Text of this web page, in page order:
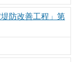
防改善工程」第